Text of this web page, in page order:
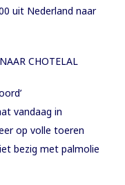
uit Nederland naar
CHOTELAL
vandaag in
op volle toeren
bezig met palmolie